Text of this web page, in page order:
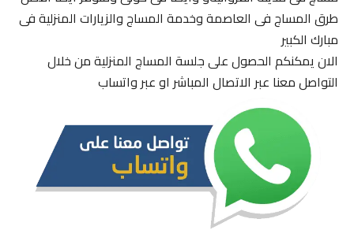
طرق المساج فى العاصمة وخدمة المساج والزيارات المنزلية فى
مبارك الكبير
الان يمكنكم الحصول على جلسة المساج المنزلية من خلال
التواصل معنا عبر الاتصال المباشر او عبر واتساب